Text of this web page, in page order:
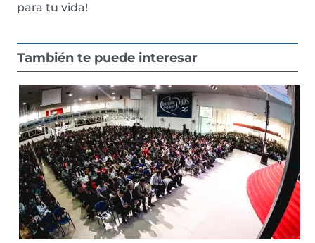
para tu vida!
También te puede interesar